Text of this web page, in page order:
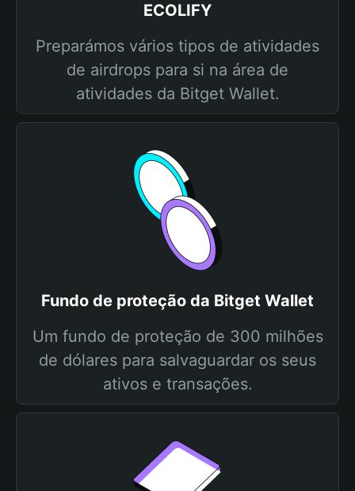
ECOLIFY
Preparámos vários tipos de atividades
de airdrops para si na área de
atividades da Bitget Wallet.
Fundo de proteção da Bitget Wallet
Um fundo de proteção de 300 milhões
de dólares para salvaguardar os seus
ativos e transações.